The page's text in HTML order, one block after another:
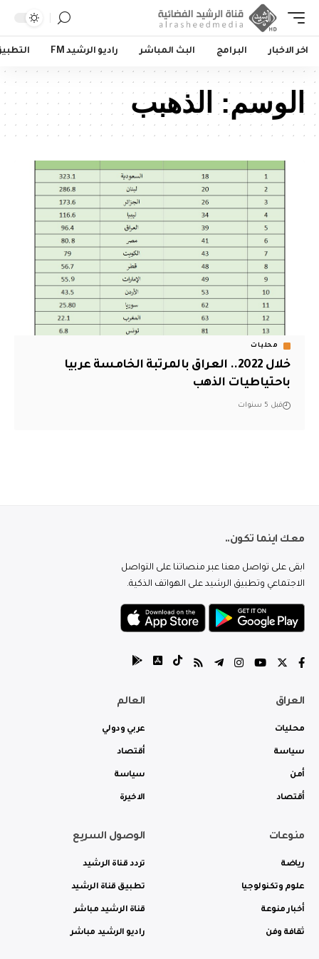
اخر الاخبار البرامج البث المباشر راديو الرشيد FM
الوسم: الذهبب
محليات
خلال 2022.. العراق بالمرتبة الخامسة عربيا
باحتياطيات الذهب
قبل 5 سنوات
معك اينما تكون..
ابقى على تواصل معنا عبر منصاتنا على التواصل
الاجتماعي وتطبيق الرشيد على الهواتف الذكية.
العراق
محليات
سياسة
أمن
أقتصاد
العالم
عربي ودولي
أقتصاد
سياسة
الاخيرة
منوعات
رياضة
علوم وتكنولوجيا
أخبار منوعة
ثقافة وفن
الوصول السريع
تردد قناة الرشيد
تطبيق قناة الرشيد
قناة الرشيد مباشر
راديو الرشيد مباشر